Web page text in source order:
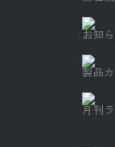
お知
製品
月刊